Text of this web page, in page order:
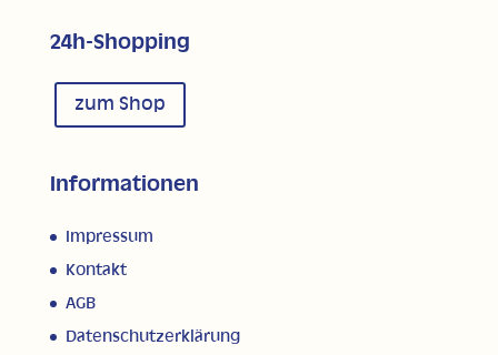
24h-Shopping
zum Shop
Informationen
Impressum
Kontakt
AGB
Datenschutzerklärung